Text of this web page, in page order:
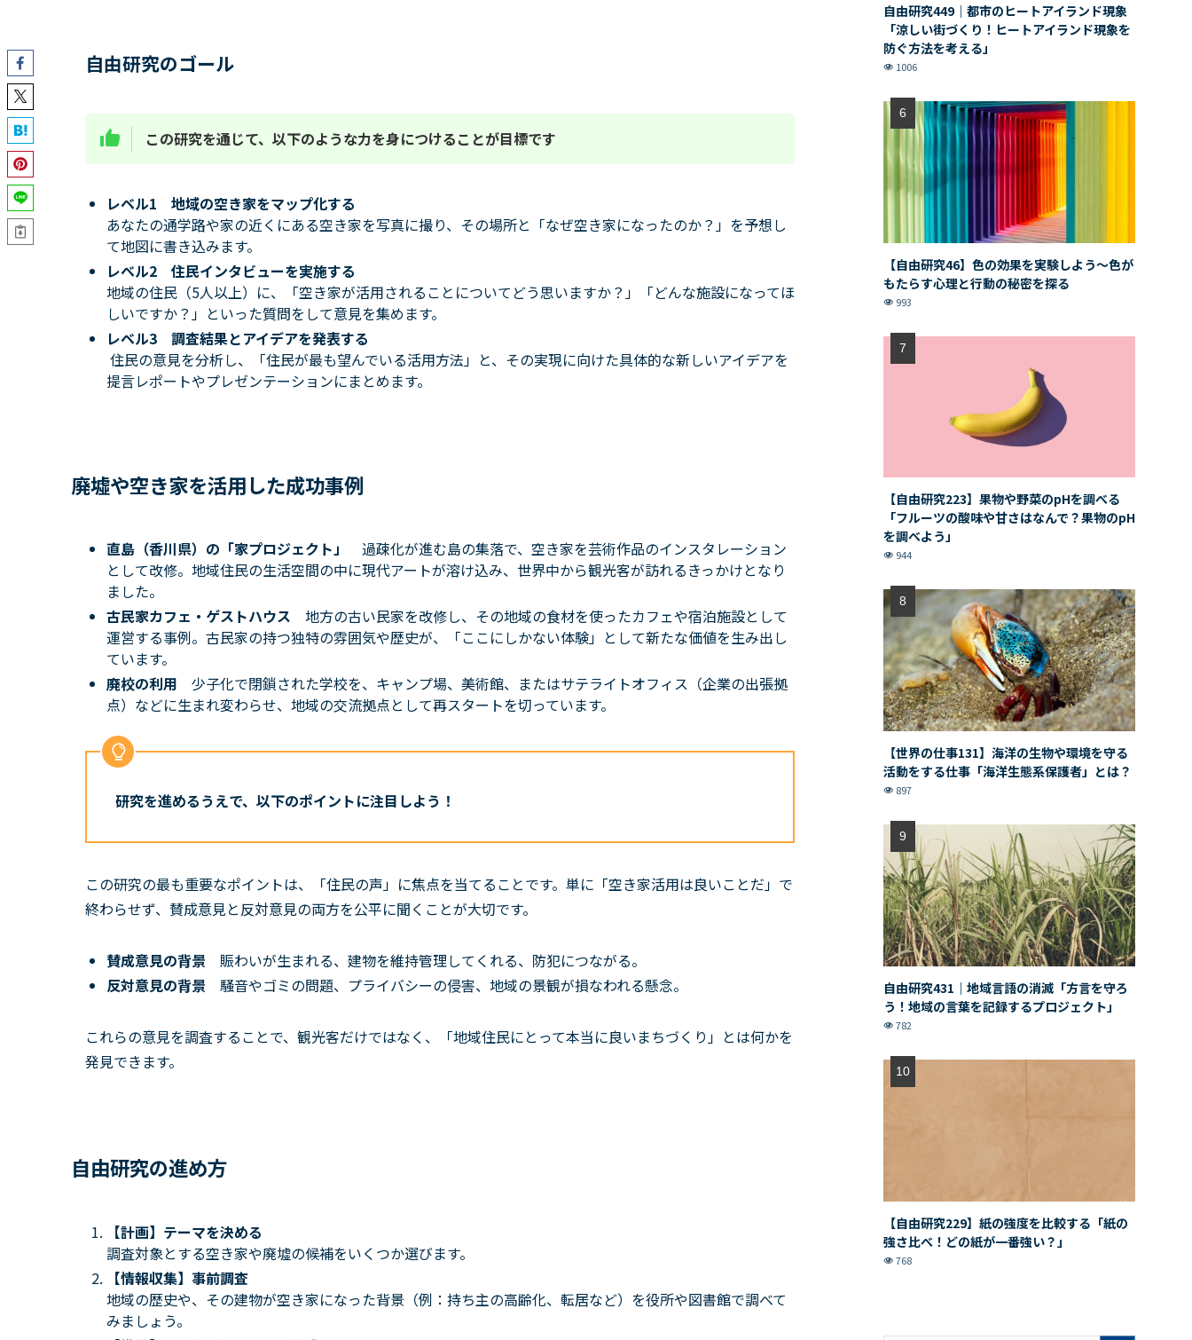
自由研究のゴール
この研究を通じて、以下のような力を身につけることが目標です
レベル1 地域の空き家をマップ化する
あなたの通学路や家の近くにある空き家を写真に撮り、その場所と「なぜ空き家になったのか？」を予想し
て地図に書き込みます。
レベル2 住民インタビューを実施する
地域の住民（5人以上）に、「空き家が活用されることについてどう思いますか？」「どんな施設になってほ
しいですか？」といった質問をして意見を集めます。
レベル3 調査結果とアイデアを発表する
住民の意見を分析し、「住民が最も望んでいる活用方法」と、その実現に向けた具体的な新しいアイデアを
提言レポートやプレゼンテーションにまとめます。
廃墟や空き家を活用した成功事例
直島（香川県）の「家プロジェクト」 過疎化が進む島の集落で、空き家を芸術作品のインスタレーション
として改修。地域住民の生活空間の中に現代アートが溶け込み、世界中から観光客が訪れるきっかけとなり
ました。
古民家カフェ・ゲストハウス 地方の古い民家を改修し、その地域の食材を使ったカフェや宿泊施設として
運営する事例。古民家の持つ独特の雰囲気や歴史が、「ここにしかない体験」として新たな価値を生み出し
ています。
廃校の利用 少子化で閉鎖された学校を、キャンプ場、美術館、またはサテライトオフィス（企業の出張拠
点）などに生まれ変わらせ、地域の交流拠点として再スタートを切っています。
研究を進めるうえで、以下のポイントに注目しよう！
この研究の最も重要なポイントは、「住民の声」に焦点を当てることです。単に「空き家活用は良いことだ」で
終わらせず、賛成意見と反対意見の両方を公平に聞くことが大切です。
賛成意見の背景 賑わいが生まれる、建物を維持管理してくれる、防犯につながる。
反対意見の背景 騒音やゴミの問題、プライバシーの侵害、地域の景観が損なわれる懸念。
これらの意見を調査することで、観光客だけではなく、「地域住民にとって本当に良いまちづくり」とは何かを
発見できます。
自由研究の進め方
【計画】テーマを決める
調査対象とする空き家や廃墟の候補をいくつか選びます。
【情報収集】事前調査
地域の歴史や、その建物が空き家になった背景（例：持ち主の高齢化、転居など）を役所や図書館で調べて
みましょう。
自由研究449｜都市のヒートアイランド現象
「涼しい街づくり！ヒートアイランド現象を
防ぐ方法を考える」
1006
【自由研究46】色の効果を実験しよう〜色が
もたらす心理と行動の秘密を探る
993
【自由研究223】果物や野菜のpHを調べる
「フルーツの酸味や甘さはなんで？果物のpH
を調べよう」
944
【世界の仕事131】海洋の生物や環境を守る
活動をする仕事「海洋生態系保護者」とは？
897
自由研究431｜地域言語の消滅「方言を守ろ
う！地域の言葉を記録するプロジェクト」
782
【自由研究229】紙の強度を比較する「紙の
強さ比べ！どの紙が一番強い？」
768